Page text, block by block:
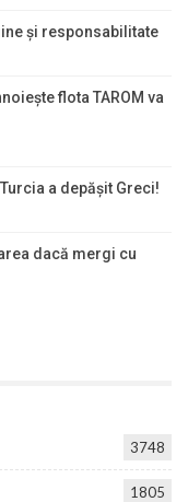
și responsabilitate
flota TAROM va
a depășit Greci!
dacă mergi cu
3748
1805